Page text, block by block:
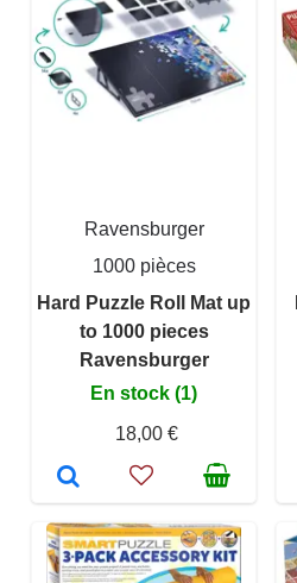
Ravensburger
1000 pièces
Hard Puzzle Roll Mat up
to 1000 pieces
Ravensburger
En stock (1)
18,00 €